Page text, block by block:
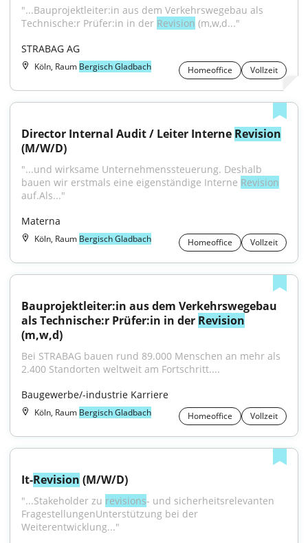
"...Bauprojektleiter:in aus dem Verkehrswegebau als
Technische:r Prüfer:in in der Revision (m,w,d..."
STRABAG AG
Köln, Raum Bergisch Gladbach Homeoffice Vollzeit
Director Internal Audit / Leiter Interne Revision
(M/W/D)
"...und wirksame Unternehmenssteuerung. Deshalb
bauen wir erstmals eine eigenständige Interne Revision
auf.Als..."
Materna
Köln, Raum Bergisch Gladbach Homeoffice Vollzeit
Bauprojektleiter:in aus dem Verkehrswegebau
als Technische:r Prüfer:in in der Revision
(m,w,d)
Bei STRABAG bauen rund 89.000 Menschen an mehr als
2.400 Standorten weltweit am Fortschritt....
Baugewerbe/-industrie Karriere
Köln, Raum Bergisch Gladbach Homeoffice Vollzeit
It-Revision (M/W/D)
"...Stakeholder zu revisions- und sicherheitsrelevanten
FragestellungenUnterstützung bei der
Weiterentwicklung..."